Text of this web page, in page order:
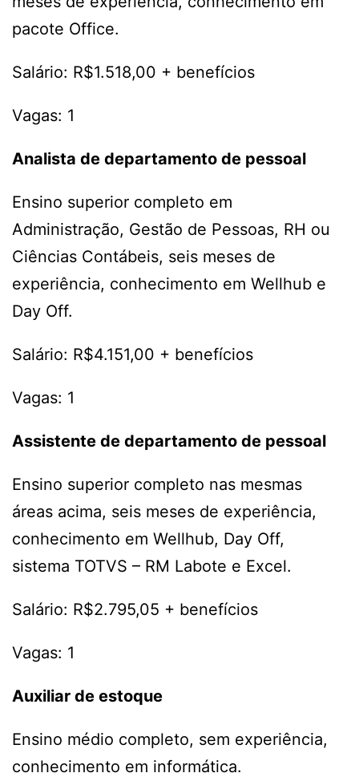
pacote Office.
Salário: R$1.518,00 + benefícios
Vagas: 1
Analista de departamento de pessoal
Ensino superior completo em
Administração, Gestão de Pessoas, RH ou
Ciências Contábeis, seis meses de
experiência, conhecimento em Wellhub e
Day Off.
Salário: R$4.151,00 + benefícios
Vagas: 1
Assistente de departamento de pessoal
Ensino superior completo nas mesmas
áreas acima, seis meses de experiência,
conhecimento em Wellhub, Day Off,
sistema TOTVS – RM Labote e Excel.
Salário: R$2.795,05 + benefícios
Vagas: 1
Auxiliar de estoque
Ensino médio completo, sem experiência,
conhecimento em informática.